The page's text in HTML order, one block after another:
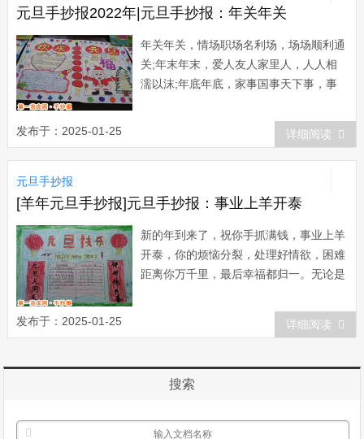
真切切的心意...
元旦手抄报2022年|元旦手抄报：年关年关
年关年关，情场职场名利场，场场顺利通
关;年末年末，爱人友人家里人，人人相
濡以沫;年底年底，家事国事天下事，事
收集，一次性发射给你：小样，你就等着
被幸福偷袭吧!日历一页一页就要扯完，
日子一天一天匆匆向前，2015就快过
完，2015就到眼前，牵挂把距离缩短，
问候将冬天...
发布于：2025-01-25 详细阅读
元旦手抄报
[羊年元旦手抄报]元旦手抄报：事业上羊开泰
新的年到来了，祝你手抓满钱，事业上羊
开泰，你的烦恼分裂，处理好情欲，困难
距离你万千里，最后幸福都归一。无论是
朝还是明天，愿你幸福天天;无论是相见
还是怀念，愿你祝福不断;无论是国节还
乐迎元旦。...
发布于：2025-01-25 详细阅读
搜索